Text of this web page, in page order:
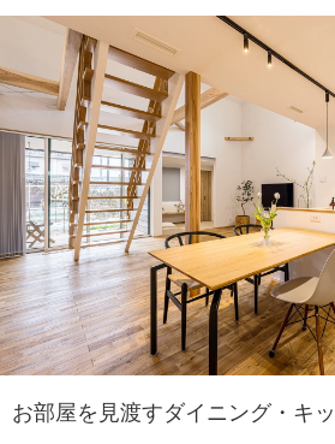
お部屋を見渡すダイニング・キ